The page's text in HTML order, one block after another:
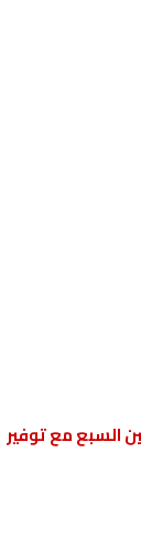
- عين السبع مع توفير